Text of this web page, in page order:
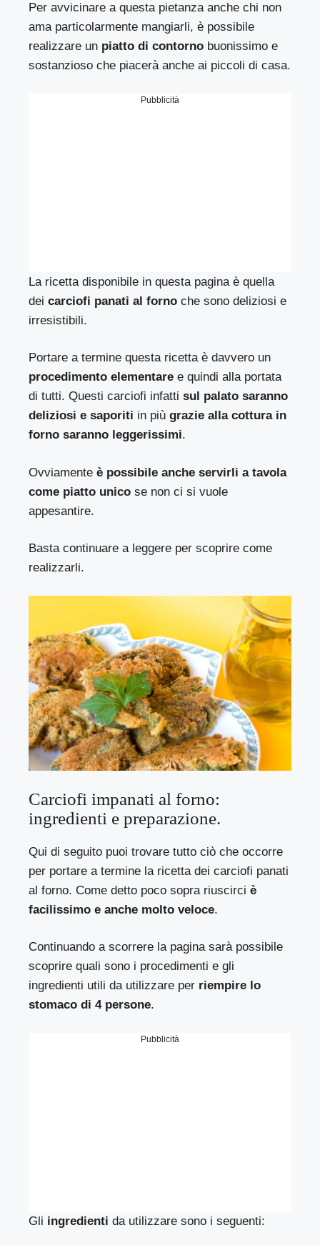
Per avvicinare a questa pietanza anche chi non
ama particolarmente mangiarli, è possibile
realizzare un piatto di contorno buonissimo e
sostanzioso che piacerà anche ai piccoli di casa.
Pubblicità
La ricetta disponibile in questa pagina è quella
dei carciofi panati al forno che sono deliziosi e
irresistibili.
Portare a termine questa ricetta è davvero un
procedimento elementare e quindi alla portata
di tutti. Questi carciofi infattisul palato saranno
deliziosi e saporiti in piùgrazie alla cottura in
forno saranno leggerissimi.
Ovviamente è possibile anche servirli a tavola
come piatto unico se non ci si vuole
appesantire.
Basta continuare a leggere per scoprire come
realizzarli.
Carciofi impanati al forno:
ingredienti e preparazione.
Qui di seguito puoi trovare tutto ciò che occorre
per portare a termine la ricetta dei carciofi panati
al forno. Come detto poco sopra riuscirci è
facilissimo e anche molto veloce.
Continuando a scorrere la pagina sarà possibile
scoprire quali sono i procedimenti e gli
ingredienti utili da utilizzare per riempire lo
stomaco di 4 persone.
Pubblicità
Gli ingredienti da utilizzare sono i seguenti: